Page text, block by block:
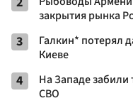
закрытия рынка
3
Галкин* потерял
Киеве
4
На Западе забили
СВО